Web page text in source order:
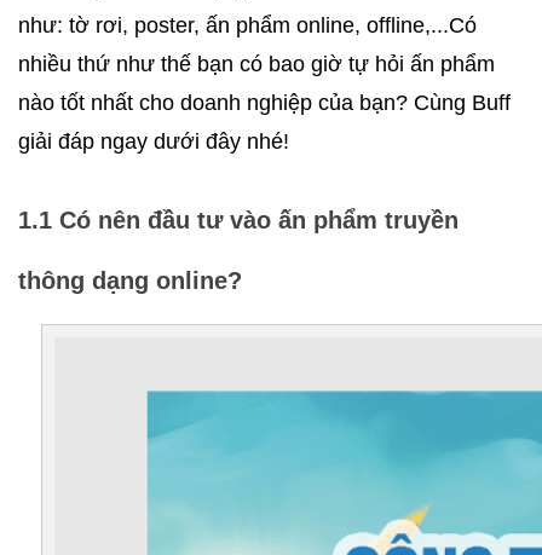
như: tờ rơi, poster, ấn phẩm online, offline,...Có
nhiều thứ như thế bạn có bao giờ tự hỏi ấn phẩm
nào tốt nhất cho doanh nghiệp của bạn? Cùng Buff
giải đáp ngay dưới đây nhé!
1.1 Có nên đầu tư vào ấn phẩm truyền
thông dạng online?